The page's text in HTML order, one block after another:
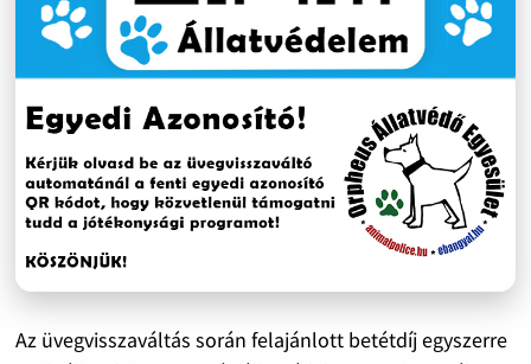
Az üvegvisszaváltás során felajánlott betétdíj egyszerre